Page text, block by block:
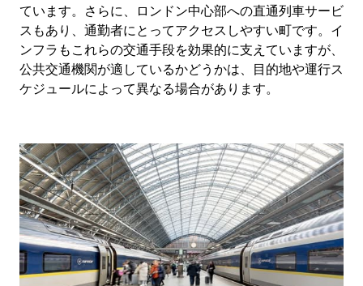
ています。さらに、ロンドン中心部への直通列車サービ
スもあり、通勤者にとってアクセスしやすい町です。イ
ンフラもこれらの交通手段を効果的に支えていますが、
公共交通機関が適しているかどうかは、目的地や運行ス
ケジュールによって異なる場合があります。